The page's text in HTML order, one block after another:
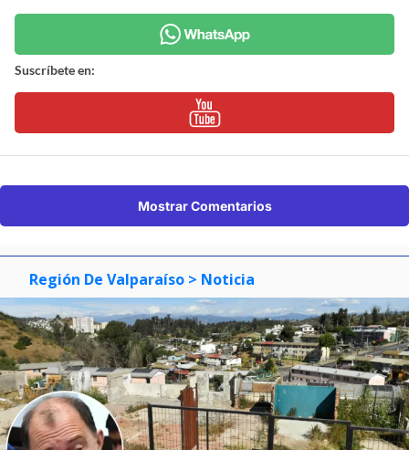
Suscríbete en:
Mostrar Comentarios
Región De Valparaíso > Noticia